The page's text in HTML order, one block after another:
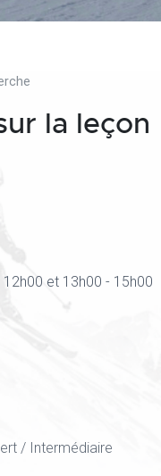
la leçon
et 13h00 - 15h00
/ Intermédiaire